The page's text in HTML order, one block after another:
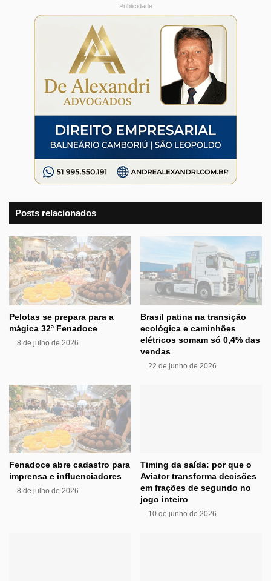
Publicidade
Posts relacionados
Pelotas se prepara para a
mágica 32ª Fenadoce
8 de julho de 2026
Brasil patina na transição
ecológica e caminhões
elétricos somam só 0,4% das
vendas
22 de junho de 2026
Fenadoce abre cadastro para
imprensa e influenciadores
8 de julho de 2026
Timing da saída: por que o
Aviator transforma decisões
em frações de segundo no
jogo inteiro
10 de junho de 2026